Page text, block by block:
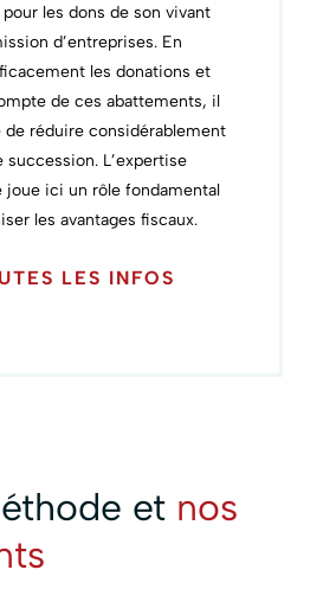
les dons de son vivant
d’entreprises. En
les donations et
de ces abattements, il
de réduire considérablement
succession. L’expertise
joue ici un rôle fondamental
les avantages fiscaux.
LES INFOS
et nos